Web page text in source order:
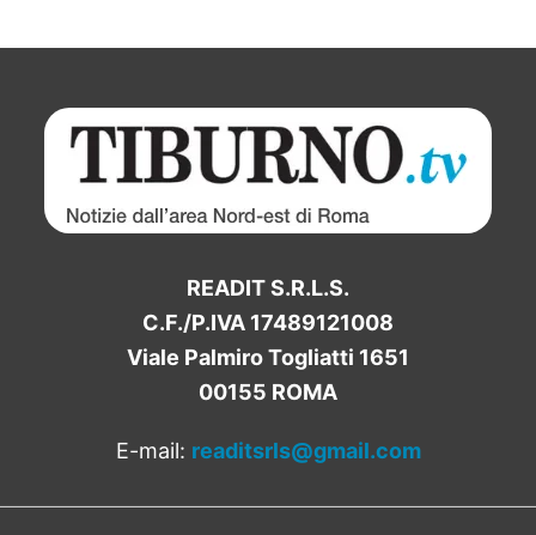
READIT S.R.L.S.
C.F./P.IVA 17489121008
Viale Palmiro Togliatti 1651
00155 ROMA
E-mail: readitsrls@gmail.com